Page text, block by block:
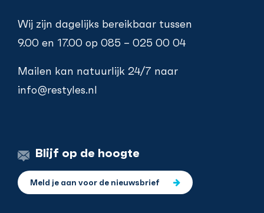
Wij zijn dagelijks bereikbaar tussen
9.00 en 17.00 op 085 – 025 00 04
Mailen kan natuurlijk 24/7 naar
info@restyles.nl
Blijf op de hoogte
Meld je aan voor de nieuwsbrief